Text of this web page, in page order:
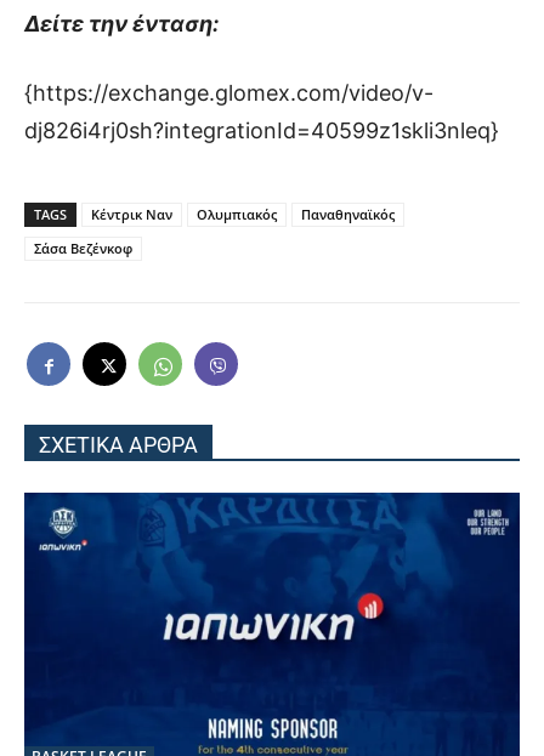
Δείτε την ένταση:
{https://exchange.glomex.com/video/v-
dj826i4rj0sh?integrationId=40599z1skli3nleq}
TAGS Κέντρικ Ναν Ολυμπιακός
Παναθηναϊκός
Σάσα Βεζένκοφ
ΣΧΕΤΙΚΑ ΑΡΘΡΑ